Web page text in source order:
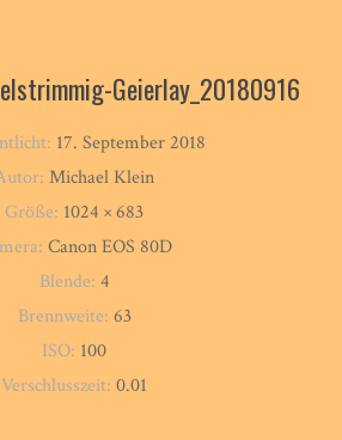
Geierlay_20180916
17. September 2018
Michael Klein
Größe: 1024 × 683
Canon EOS 80D
Blende: 4
Brennweite: 63
ISO: 100
Verschlusszeit: 0.01